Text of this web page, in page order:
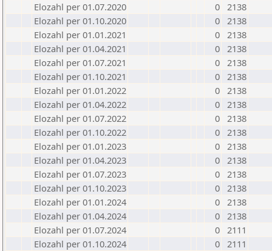
Elozahl per 01.07.2020
0 2138
Elozahl per 01.10.2020
0 2138
Elozahl per 01.01.2021
0 2138
Elozahl per 01.04.2021
0 2138
Elozahl per 01.07.2021
0 2138
Elozahl per 01.10.2021
0 2138
Elozahl per 01.01.2022
0 2138
Elozahl per 01.04.2022
0 2138
Elozahl per 01.07.2022
0 2138
Elozahl per 01.10.2022
0 2138
Elozahl per 01.01.2023
0 2138
Elozahl per 01.04.2023
0 2138
Elozahl per 01.07.2023
0 2138
Elozahl per 01.10.2023
0 2138
Elozahl per 01.01.2024
0 2138
Elozahl per 01.04.2024
0 2138
Elozahl per 01.07.2024
0 2111
Elozahl per 01.10.2024
0 2111